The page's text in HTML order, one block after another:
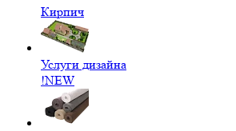
Кирпич
Услуги дизайна
!NEW